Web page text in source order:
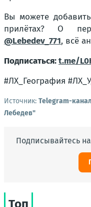
Вы можете
прилётах? О
@Lebedev_771, всё
Подписаться:t.me/
#ЛХ_География
Источник: Telegram-
Лебедев"
Подписывайтесь
Топ